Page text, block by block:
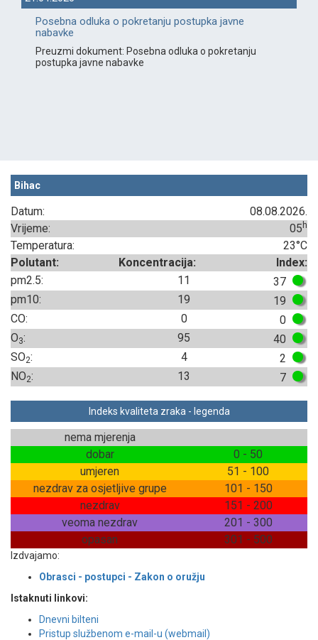
Posebna odluka o pokretanju postupka javne
nabavke
Preuzmi dokument: Posebna odluka o pokretanju
postupka javne nabavke
Bihac
Datum:
08.08.2026.
Vrijeme:
05 h
Temperatura:
23°C
Polutant:
Koncentracija:
Index:
pm2.5:
11
37
pm10:
19
19
CO:
0
0
O3: 95
40
SO2: 4
2
NO2: 13 7
Indeks kvaliteta zraka - legenda
nema mjerenja
dobar
0 - 50
umjeren
51 - 100
nezdrav za osjetljive grupe
101 - 150
nezdrav
151 - 200
veoma nezdrav
201 - 300
opasan
301 - 500
Izdvajamo:
Obrasci - postupci - Zakon o oružju
Istaknuti linkovi:
Dnevni bilteni
Pristup službenom e-mail-u (webmail)